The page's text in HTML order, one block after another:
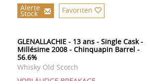
Alerte
Stock Favoriten
GLENALLACHIE - 13 ans - Single Cask -
Millésime 2008 - Chinquapin Barrel -
56.6%
Whisky Old Scotch